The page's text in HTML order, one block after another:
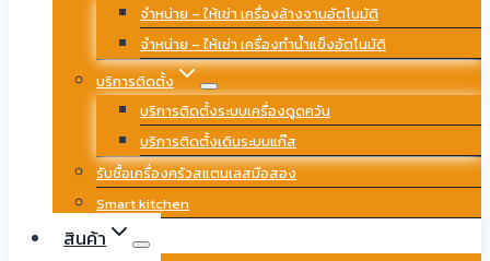
จำหน่าย – ให้เช่า เครื่องล้างจานอัตโนมัติ
จำหน่าย – ให้เช่า เครื่องทำน้ำแข็งอัตโนมัติ
บริการติดตั้ง
บริการติดตั้งระบบเครื่องดูดควัน
บริการติดตั้งเดินระบบแก๊ส
รับซื้อเครื่องครัวสแตนเลสมือสอง
Smart kitchen
สินค้า